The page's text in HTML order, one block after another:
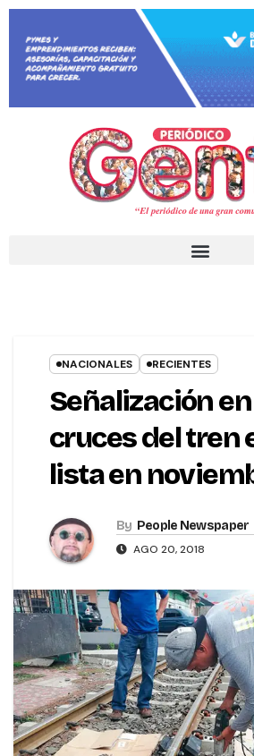
NACIONALES RECIENTES
Señalización
cruces del tren
lista en
By People Newspaper
AGO 20, 2018